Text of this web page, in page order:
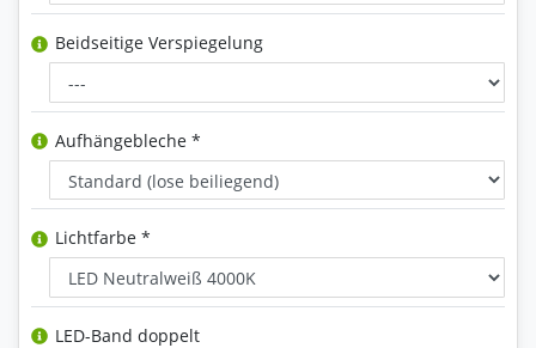
Beidseitige Verspiegelung
Aufhängebleche *
Lichtfarbe *
LED-Band doppelt